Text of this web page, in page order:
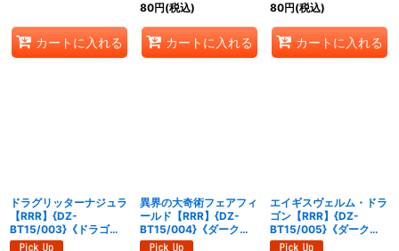
カートに入れる
80円(税込)
カートに入れる
80円(税込)
カートに入れる
ドラグリッターナジュラ
【RRR】{DZ-
BT15/003}《ドラゴン
エンパイア》
異界の大奇術フェアフィ
ールド【RRR】{DZ-
BT15/004}《ダークス
テイツ》
エイギスヴェルム・ドラ
ゴン【RRR】{DZ-
BT15/005}《ダークス
テイツ》